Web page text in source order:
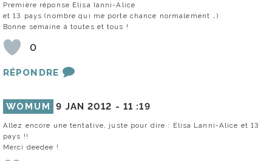
Première réponse Elisa Ianni-Alice
et 13 pays (nombre qui me porte chance normalement …)
Bonne semaine à toutes et tous !
0
RÉPONDRE
WOMUM 9 JAN 2012 - 11 :19
Allez encore une tentative, juste pour dire : Elisa Lanni-Alice et 13
pays !!
Merci deedee !